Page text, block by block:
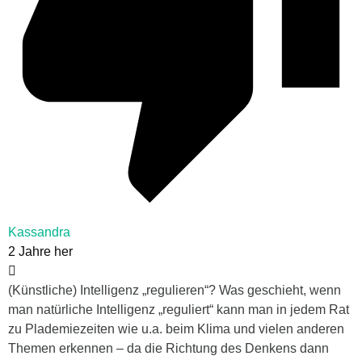
Kassandra
2 Jahre her
(Künstliche) Intelligenz „regulieren“? Was geschieht, wenn
man natürliche Intelligenz „reguliert“ kann man in jedem Rat
zu Plademiezeiten wie u.a. beim Klima und vielen anderen
Themen erkennen – da die Richtung des Denkens dann